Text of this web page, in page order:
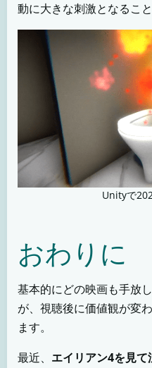
動に大きな刺激となること
Unityで
おわりに
基本的にどの映画も手放
が、視聴後に価値観が変
ます。
最近、 エイリアン4を見